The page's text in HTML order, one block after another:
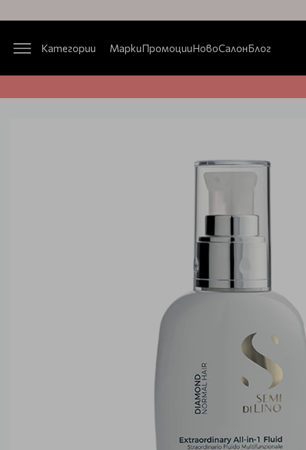
Категории МаркиПромоцииНовоСалонБлог